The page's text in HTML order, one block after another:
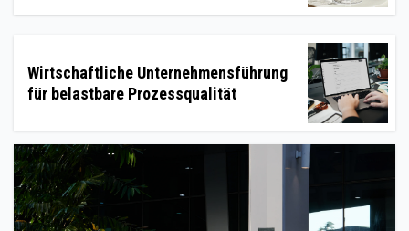
Wirtschaftliche Unternehmensführung
für belastbare Prozessqualität